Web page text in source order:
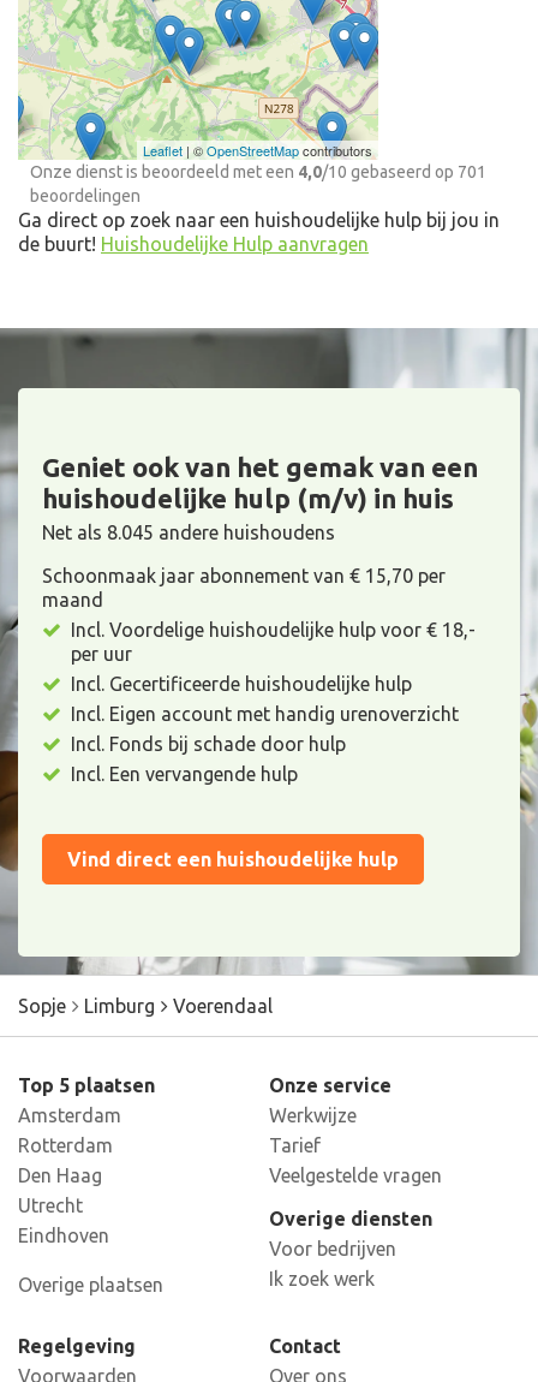
Ontdek meer ervaringen
Huishoudelijke Hulp bij
jou in de buurt
Leaflet | ©OpenStreetMapcontributors
Onze dienst is beoordeeld met een 4,0/10 gebaseerd op 701
beoordelingen
Ga direct op zoek naar een huishoudelijke hulp bij jou in
de buurt! Huishoudelijke Hulp aanvragen
Geniet ook van het gemak van een
huishoudelijke hulp (m/v) in huis
Net als 8.045 andere huishoudens
Schoonmaak jaar abonnement van € 15,70 per
maand
Incl. Voordelige huishoudelijke hulp voor € 18,-
per uur
Incl. Gecertificeerde huishoudelijke hulp
Incl. Eigen account met handig urenoverzicht
Incl. Fonds bij schade door hulp
Incl. Een vervangende hulp
Vind direct een huishoudelijke hulp
Sopje Limburg Voerendaal
Top 5 plaatsen
Amsterdam
Rotterdam
Den Haag
Utrecht
Eindhoven
Overige plaatsen
Onze service
Werkwijze
Tarief
Veelgestelde vragen
Overige diensten
Voor bedrijven
Ik zoek werk
Regelgeving
Voorwaarden
Contact
Over ons